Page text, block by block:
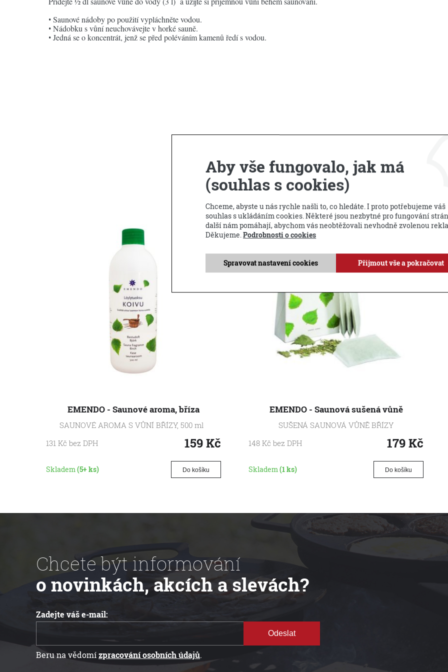
•Saunové nádoby po použití vypláchněte vodou.
•Nádobku s vůní neuchovávejte v horké sauně.
•Jedná se o koncentrát, jenž se před poléváním kamenů ředí s vodou.
Příbuzné produkty
EMENDO - Saunové aroma, bříza
SAUNOVÉ AROMA S VŮNÍ BŘÍZY, 500 ml
131 Kč bez DPH 159Kč
Skladem(5+ ks) Do košíku
EMENDO - Saunová sušená vůně
SUŠENÁ SAUNOVÁ VŮNĚ BŘÍZY
148 Kč bez DPH 179Kč
Skladem(1 ks) Do košíku
Chcete být informování
o novinkách, akcích a slevách?
Zadejte váš e-mail:
Odeslat
Beru na vědomízpracování osobních údajů.
Aby vše fungovalo, jak má
(souhlas s cookies)
Chceme, abyste u nás rychle našli to, co hledáte. I proto potřebujeme váš
souhlas s ukládáním cookies. Některé jsou nezbytné pro fungování
další nám pomáhají, abychom vás neobtěžovali nevhodně zvolenou
Děkujeme.Podrobnosti o cookies
Spravovat nastavení cookies Přijmout vše a pokračovat